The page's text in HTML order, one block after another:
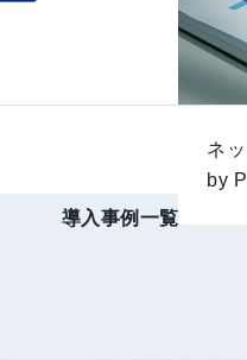
導入事例一覧
ネ
by